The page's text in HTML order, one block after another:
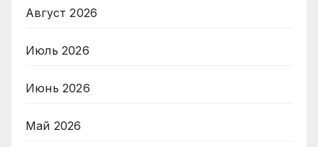
Август 2026
Июль 2026
Июнь 2026
Май 2026